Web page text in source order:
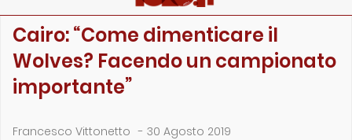
Cairo: “Come dimenticare il
Wolves? Facendo un campionato
importante”
Francesco Vittonetto - 30 Agosto 2019